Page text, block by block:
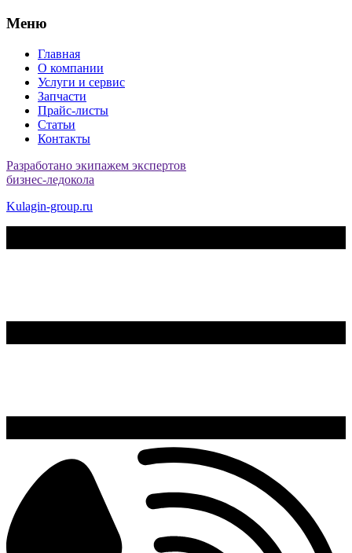
Меню
Главная
О компании
Услуги и сервис
Запчасти
Прайс-листы
Статьи
Контакты
Разработано экипажем экспертов
бизнес-ледокола
Kulagin-group.ru